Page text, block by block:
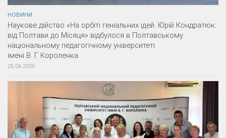
НОВИНИ
Наукове дійство «На орбіті геніальних ідей. Юрій Кондратюк:
від Полтави до Місяця» відбулося в Полтавському
національному педагогічному університеті
імені В. Г. Короленка
25.06.2026